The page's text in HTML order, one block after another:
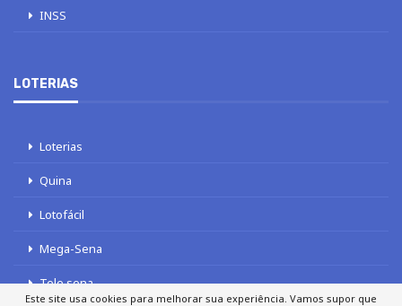
INSS
LOTERIAS
Loterias
Quina
Lotofácil
Mega-Sena
Tele sena
Este site usa cookies para melhorar sua experiência. Vamos supor que